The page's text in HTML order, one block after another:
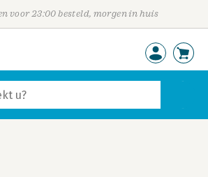
voor 23:00 besteld, morgen in huis